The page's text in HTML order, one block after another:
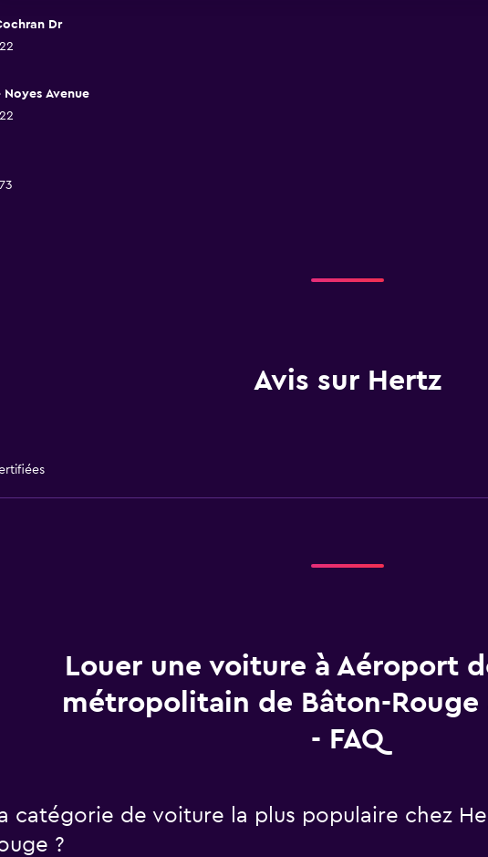
Dr
Avenue
Avis sur Hertz
Louer une voiture à Aéroport
métropolitain de Bâton-Rouge
- FAQ
catégorie de voiture la plus populaire chez
?